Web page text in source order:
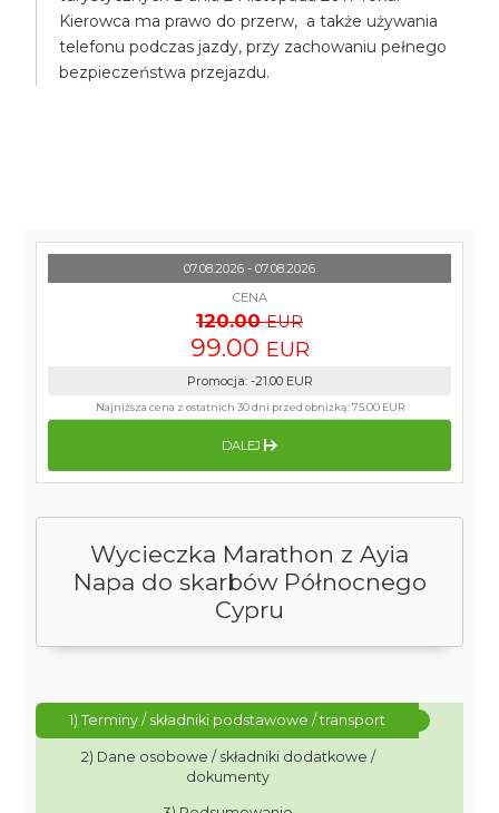
Kierowca ma prawo do przerw, a także używania
telefonu podczas jazdy, przy zachowaniu pełnego
bezpieczeństwa przejazdu.
Wycieczka Marathon z Ayia
Napa do skarbów Północnego
Cypru
1) Terminy / składniki podstawowe / transport
2) Dane osobowe / składniki dodatkowe /
dokumenty
07.08.2026 - 07.08.2026
CENA
120.00 EUR
99.00 EUR
Promocja: -21.00 EUR
Najniższa cena z ostatnich 30 dni przed obniżką:75.00 EUR
DALEJ